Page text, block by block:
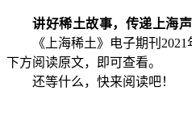
讲好稀土故事，传递上海声
《上海稀土》电子期刊
下方阅读原文，即可查看。
还等什么，快来阅读吧！